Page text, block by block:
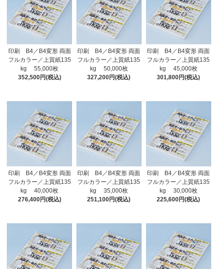
印刷 B4／B4変形 両面
フルカラー／上質紙135
kg 55,000枚
352,500円(税込)
印刷 B4／B4変形 両面
フルカラー／上質紙135
kg 50,000枚
327,200円(税込)
印刷 B4／B4変形 両面
フルカラー／上質紙135
kg 45,000枚
301,800円(税込)
印刷 B4／B4変形 両面
フルカラー／上質紙135
kg 40,000枚
276,400円(税込)
印刷 B4／B4変形 両面
フルカラー／上質紙135
kg 35,000枚
251,100円(税込)
印刷 B4／B4変形 両面
フルカラー／上質紙135
kg 30,000枚
225,600円(税込)